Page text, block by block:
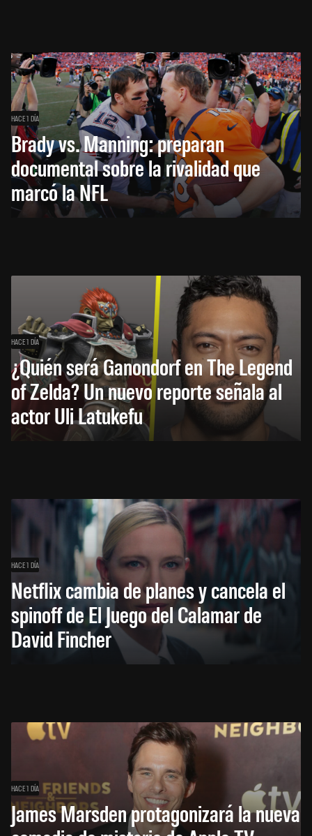
HACE 1 DÍA
Brady vs. Manning: preparan
documental sobre la rivalidad que
marcó la NFL
HACE 1 DÍA
¿Quién será Ganondorf en The Legend
of Zelda? Un nuevo reporte señala al
actor Uli Latukefu
HACE 1 DÍA
Netflix cambia de planes y cancela el
spinoff de El Juego del Calamar de
David Fincher
HACE 1 DÍA
James Marsden protagonizará la nueva